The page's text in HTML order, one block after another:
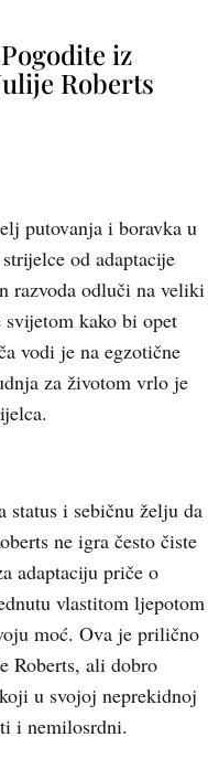
iz
Roberts
putovanja i boravka u
od adaptacije
razvoda odluči na veliki
kako bi opet
vodi je na egzotične
za životom vrlo je
status i sebičnu želju da
ne igra često čiste
adaptaciju priče o
vlastitom ljepotom
moć. Ova je prilično
Roberts, ali dobro
u svojoj neprekidnoj
i nemilosrdni.